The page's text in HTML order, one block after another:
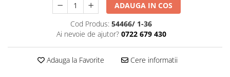
Flori de camp
Margarete
Petrecere Tematica
Petrecere Baieti
ADAUGA IN COS
Cod Produs: 54466/ 1-36
Ai nevoie de ajutor? 0722 679 430
Adauga la Favorite Cere informatii